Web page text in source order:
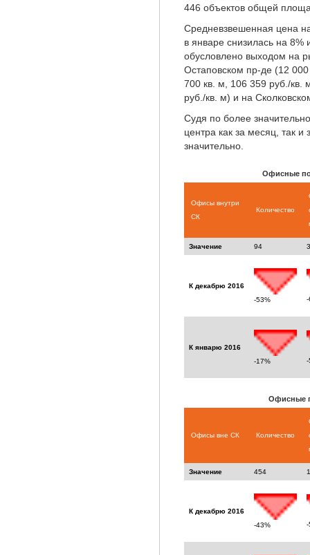
446 объектов общей
Средневзвешенная цена
в январе снизилась на 8%
обусловлено выходом на
Остаповском пр-де (12
700 кв. м, 106 359 руб./
руб./кв. м) и на
Судя по более
центра как за месяц, так
значительно.
Офисные
Офисы внутри
СК
Количество
Значение 94
К декабрю 2016
-53%
-
К январю 2016
-17%
-
Офисные
Офисы вне СК Количество
Значение 454
К декабрю 2016
-43%
-